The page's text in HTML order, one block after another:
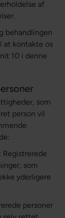
af
behandlingen
at kontakte os
10 i denne
som
person vil
Registrerede
som
yderligere
personer